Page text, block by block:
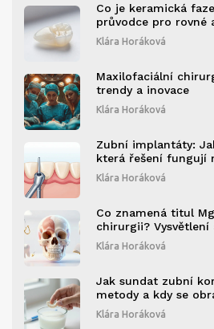
Co je keramická
průvodce pro rovné
Klára Horáková
Maxilofaciální
trendy a inovace
Klára Horáková
Zubní implantáty:
která řešení fungují
Klára Horáková
Co znamená titul
chirurgii? Vysvětlení
stupňů
Klára Horáková
Jak sundat zubní
metody a kdy se
Klára Horáková